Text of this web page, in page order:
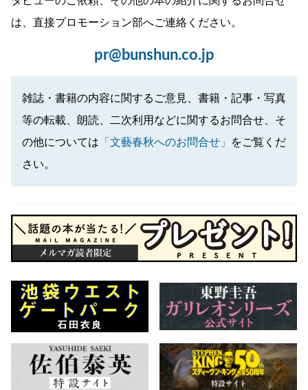
は、直接プロモーション部へご連絡ください。
pr@bunshun.co.jp
雑誌・書籍の内容に関するご意見、書籍・記事・写真
等の転載、朗読、二次利用などに関するお問合せ、そ
の他については 「文藝春秋へのお問合せ」
をご覧くだ
さい。